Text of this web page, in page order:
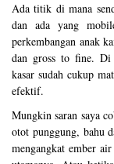
Ada titik di mana
dan ada yang
perkembangan anak
dan gross to fine.
kasar sudah cukup
efektif.
Mungkin saran saya
otot punggung, bahu
mengangkat ember